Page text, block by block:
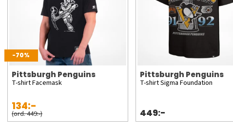
-70%
Pittsburgh Penguins
T-shirt Facemask
134:-
(ord. 449:-)
Pittsburgh Penguins
T-shirt Sigma Foundation
449:-